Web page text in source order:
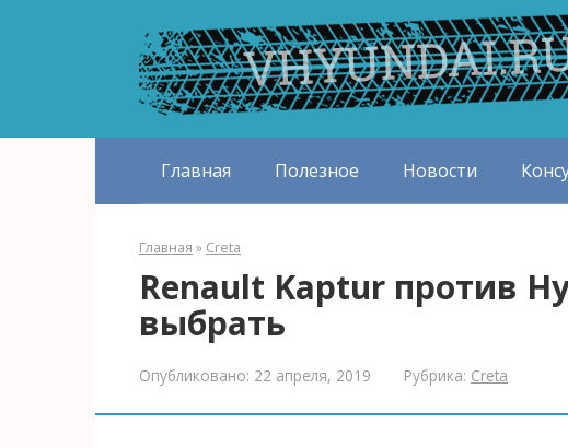
Главная Полезное Новости
Главная » Creta
Renault Kaptur против
выбрать
Опубликовано: 22 апреля, 2019 Рубрика: Creta